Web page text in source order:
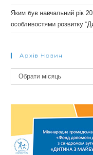
Яким був навчальний рік
особливостями розвитку
Архів Новин
Архів
новин
Обрати місяць